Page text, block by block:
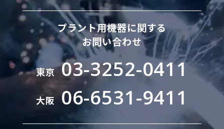
プラント用機器に関する
お問い合わせ
東京 03-3252-0411
大阪 06-6531-9411